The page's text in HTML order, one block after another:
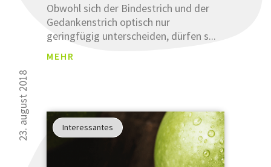
Obwohl sich der Bindestrich und der
Gedankenstrich optisch nur
geringfügig unterscheiden, dürfen s...
MEHR
23. august 2018 Interessantes